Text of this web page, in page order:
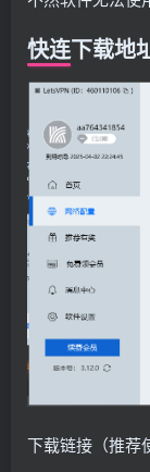
快连下载地
下载链接（推荐